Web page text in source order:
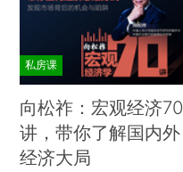
私房课
向松祚：宏观经济70
讲，带你了解国内外
经济大局